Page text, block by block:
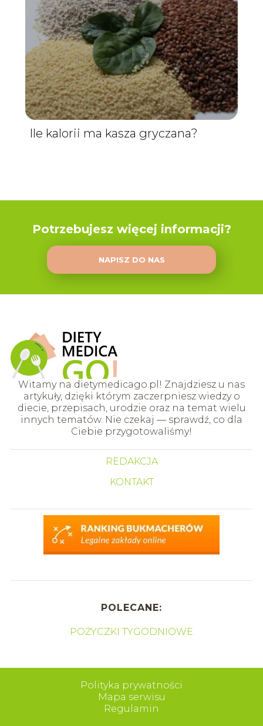
Ile kalorii ma kasza gryczana?
Potrzebujesz więcej informacji?
NAPISZ DO NAS
Witamy na dietymedicago.pl! Znajdziesz u nas
artykuły, dzięki którym zaczerpniesz wiedzy o
diecie, przepisach, urodzie oraz na temat wielu
innych tematów. Nie czekaj — sprawdź, co dla
Ciebie przygotowaliśmy!
REDAKCJA
KONTAKT
POLECANE:
POŻYCZKI TYGODNIOWE
Polityka prywatności
Mapa serwisu
Regulamin